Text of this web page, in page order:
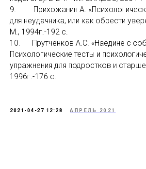
9. Прихожанин А.
для неудачника, или как обрести
М., 1994г.-192 с.
10. Прутченков А.С. «Наедине с
Психологические тесты и
упражнения для подростков и
1996г.-176 с.
2021-04-27 12:28 АПРЕЛЬ 2021